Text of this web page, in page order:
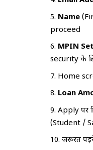
Name
proceed
MPIN Set
security के
Home
Loan
Apply पर
(Student /
जरूरत